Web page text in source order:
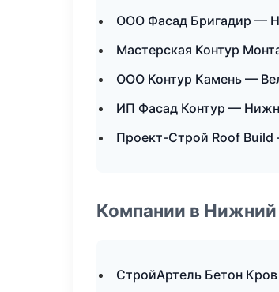
ООО Фасад Бригадир —
Мастерская Контур
ООО Контур Камень —
ИП Фасад Контур —
Проект-Строй Roof
Компании в
СтройАртель Бетон